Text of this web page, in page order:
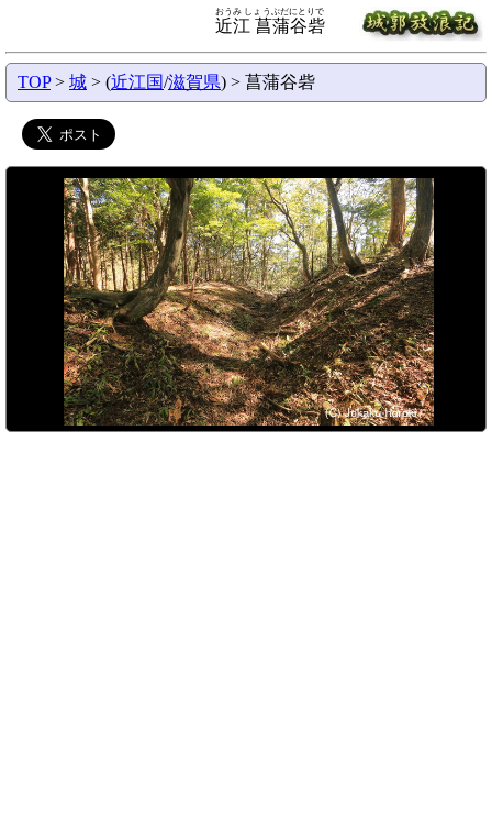
近江 菖蒲谷砦
おうみ しょうぶだにとりで
TOP> 城 > (近江国/滋賀県) > 菖蒲谷砦